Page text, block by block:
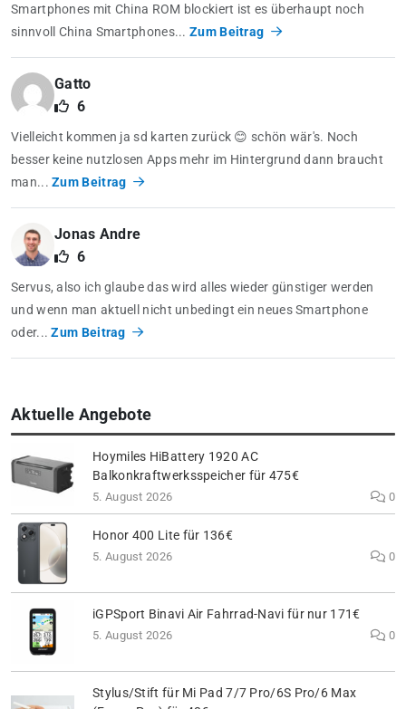
Smartphones mit China ROM blockiert ist es überhaupt noch
sinnvoll China Smartphones...Zum Beitrag
Gatto
6
Vielleicht kommen ja sd karten zurück 😊 schön wär's. Noch
besser keine nutzlosen Apps mehr im Hintergrund dann braucht
man...Zum Beitrag
Jonas Andre
6
Servus, also ich glaube das wird alles wieder günstiger werden
und wenn man aktuell nicht unbedingt ein neues Smartphone
oder...Zum Beitrag
Aktuelle Angebote
Hoymiles HiBattery 1920 AC
Balkonkraftwerksspeicher für 475€
5. August 2026 0
Honor 400 Lite für 136€
5. August 2026 0
iGPSport Binavi Air Fahrrad-Navi für nur 171€
5. August 2026 0
Stylus/Stift für Mi Pad 7/7 Pro/6S Pro/6 Max